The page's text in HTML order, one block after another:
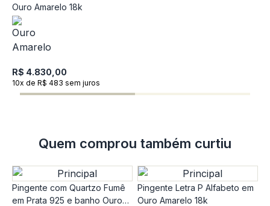
Ouro Amarelo 18k
R$ 4.830,00
10x de R$ 483 sem juros
Quem comprou também curtiu
Pingente com Quartzo Fumê
em Prata 925 e banho Ouro
Pingente Letra P Alfabeto em
Ouro Amarelo 18k